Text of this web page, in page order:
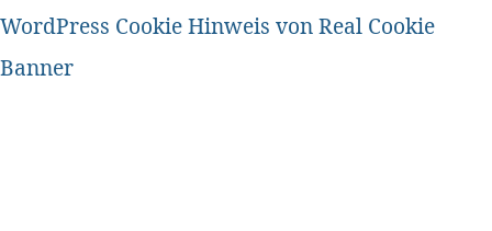
WordPress Cookie Hinweis von Real Cookie
Banner